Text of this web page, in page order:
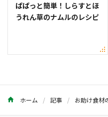
ぱぱっと簡単！しらすとほ
うれん草のナムルのレシピ
ホーム 記事